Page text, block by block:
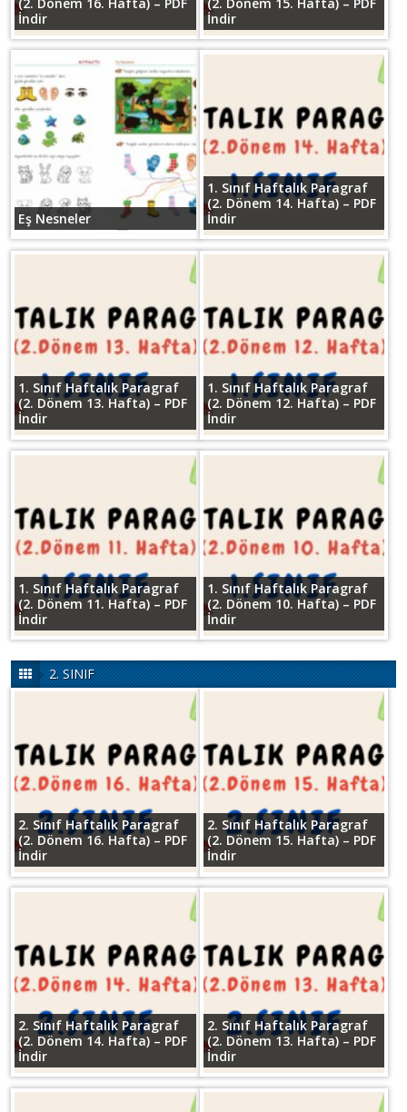
İndir
İndir
Eş Nesneler
1. Sınıf Haftalık Paragraf
(2. Dönem 14. Hafta) – PDF
İndir
1. Sınıf Haftalık Paragraf
(2. Dönem 13. Hafta) – PDF
İndir
1. Sınıf Haftalık Paragraf
(2. Dönem 12. Hafta) – PDF
İndir
1. Sınıf Haftalık Paragraf
(2. Dönem 11. Hafta) – PDF
İndir
1. Sınıf Haftalık Paragraf
(2. Dönem 10. Hafta) – PDF
İndir
2. SINIF
2. Sınıf Haftalık Paragraf
(2. Dönem 16. Hafta) – PDF
İndir
2. Sınıf Haftalık Paragraf
(2. Dönem 15. Hafta) – PDF
İndir
2. Sınıf Haftalık Paragraf
(2. Dönem 14. Hafta) – PDF
İndir
2. Sınıf Haftalık Paragraf
(2. Dönem 13. Hafta) – PDF
İndir